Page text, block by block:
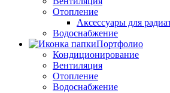
Отопление
Аксессуары для
Водоснабжение
Портфолио
Кондиционирование
Вентиляция
Отопление
Водоснабжение